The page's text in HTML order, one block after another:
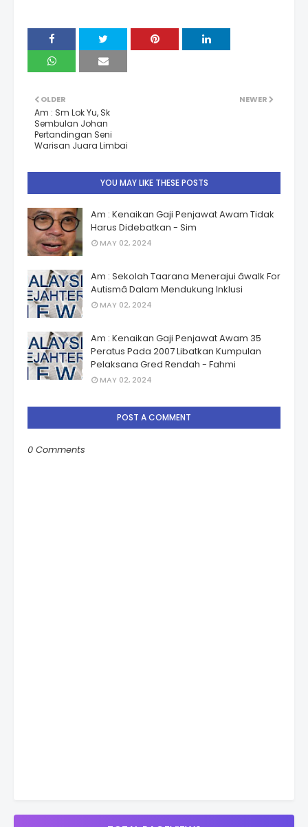
NEWER
OLDER
Am : Sm Lok Yu, Sk
Sembulan Johan
Pertandingan Seni
Warisan Juara Limbai
YOU MAY LIKE THESE POSTS
Am : Kenaikan Gaji Penjawat Awam Tidak
Harus Didebatkan - Sim
MAY 02, 2024
Am : Sekolah Taarana Menerajui âwalk For
Autismâ Dalam Mendukung Inklusi
MAY 02, 2024
Am : Kenaikan Gaji Penjawat Awam 35
Peratus Pada 2007 Libatkan Kumpulan
Pelaksana Gred Rendah - Fahmi
MAY 02, 2024
POST A COMMENT
0 Comments